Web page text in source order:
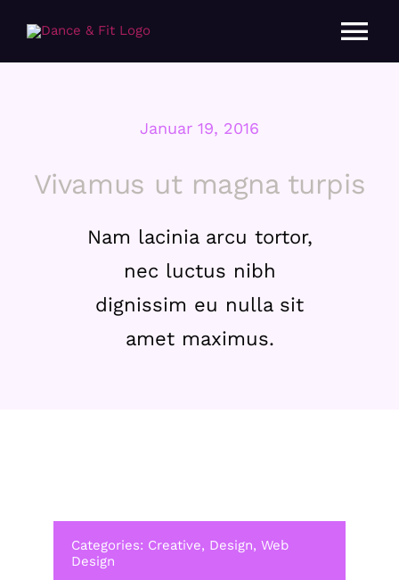
Januar 19, 2016
Vivamus ut magna turpis
Nam lacinia arcu tortor,
nec luctus nibh
dignissim eu nulla sit
amet maximus.
Categories: Creative, Design, Web
Design